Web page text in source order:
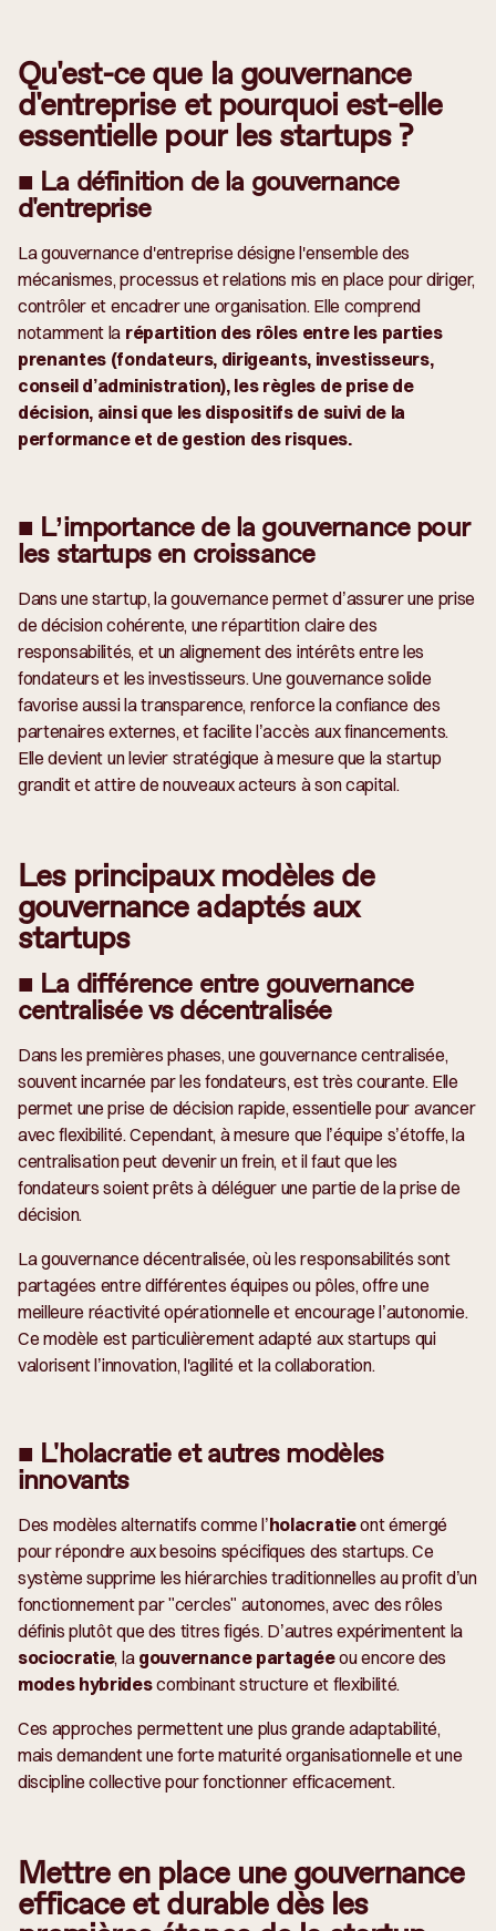
Qu'est-ce que la gouvernance
d'entreprise et pourquoi est-elle
essentielle pour les startups ?
■ La définition de la gouvernance
d'entreprise
La gouvernance d'entreprise désigne l'ensemble des
mécanismes, processus et relations mis en place pour diriger,
contrôler et encadrer une organisation. Elle comprend
notamment la répartition des rôles entre les parties
prenantes (fondateurs, dirigeants, investisseurs,
conseil d’administration), les règles de prise de
décision, ainsi que les dispositifs de suivi de la
performance et de gestion des risques.
■ L’importance de la gouvernance pour
les startups en croissance
Dans une startup, la gouvernance permet d’assurer une prise
de décision cohérente, une répartition claire des
responsabilités, et un alignement des intérêts entre les
fondateurs et les investisseurs. Une gouvernance solide
favorise aussi la transparence, renforce la confiance des
partenaires externes, et facilite l’accès aux financements.
Elle devient un levier stratégique à mesure que la startup
grandit et attire de nouveaux acteurs à son capital.
Les principaux modèles de
gouvernance adaptés aux
startups
■ La différence entre gouvernance
centralisée vs décentralisée
Dans les premières phases, une gouvernance centralisée,
souvent incarnée par les fondateurs, est très courante. Elle
permet une prise de décision rapide, essentielle pour avancer
avec flexibilité. Cependant, à mesure que l’équipe s’étoffe, la
centralisation peut devenir un frein, et il faut que les
fondateurs soient prêts à déléguer une partie de la prise de
décision.
La gouvernance décentralisée, où les responsabilités sont
partagées entre différentes équipes ou pôles, offre une
meilleure réactivité opérationnelle et encourage l’autonomie.
Ce modèle est particulièrement adapté aux startups qui
valorisent l’innovation, l'agilité et la collaboration.
■ L'holacratie et autres modèles
innovants
Des modèles alternatifs comme l’holacratieont émergé
pour répondre aux besoins spécifiques des startups. Ce
système supprime les hiérarchies traditionnelles au profit d’un
fonctionnement par "cercles" autonomes, avec des rôles
définis plutôt que des titres figés. D’autres expérimentent la
sociocratie, la gouvernance partagéeou encore des
modes hybridescombinant structure et flexibilité.
Ces approches permettent une plus grande adaptabilité,
mais demandent une forte maturité organisationnelle et une
discipline collective pour fonctionner efficacement.
Mettre en place une gouvernance
efficace et durable dès les